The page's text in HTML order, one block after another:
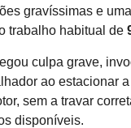
gravíssimas e
trabalho habitual de
culpa grave,
ao estacionar
sem a travar
disponíveis.